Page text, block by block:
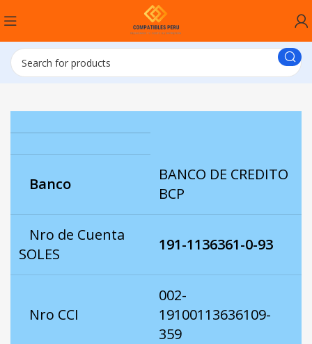
Banco
BANCO DE CREDITO
BCP
Nro de Cuenta
SOLES
191-1136361-0-93
Nro CCI
002-
19100113636109-
359